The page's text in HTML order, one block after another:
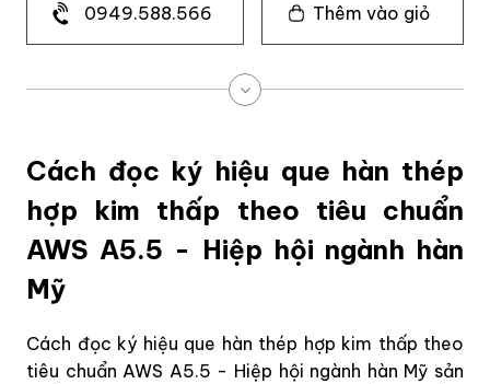
0949.588.566 Thêm vào giỏ
Cách đọc ký hiệu que hàn thép
hợp kim thấp theo tiêu chuẩn
AWS A5.5 - Hiệp hội ngành hàn
Mỹ
Cách đọc ký hiệu que hàn thép hợp kim thấp theo
tiêu chuẩn AWS A5.5 - Hiệp hội ngành hàn Mỹ sản